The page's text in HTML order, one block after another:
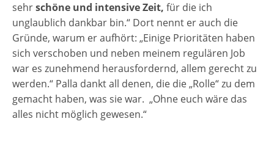
sehrschöne und intensive Zeit, für die ich
unglaublich dankbar bin.“ Dort nennt er auch die
Gründe, warum er aufhört: „Einige Prioritäten haben
sich verschoben und neben meinem regulären Job
war es zunehmend herausfordernd, allem gerecht zu
werden.“ Palla dankt all denen, die die „Rolle“ zu dem
gemacht haben, was sie war. „Ohne euch wäre das
alles nicht möglich gewesen.“